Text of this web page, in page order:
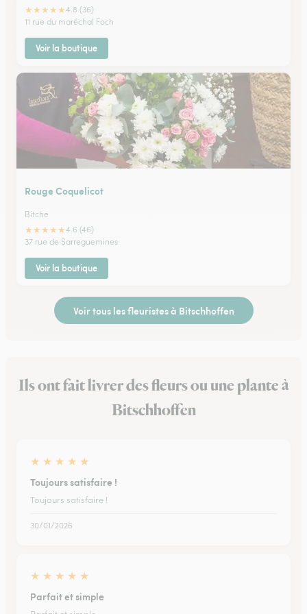
★★★★★4.8 (36)
11 rue du maréchal Foch
Voir la boutique
Rouge Coquelicot
Bitche
★★★★★4.6 (46)
37 rue de Sarreguemines
Voir la boutique
Voir tous les fleuristes à Bitschhoffen
Ils ont fait livrer des fleurs ou une plante à
Bitschhoffen
★ ★ ★ ★ ★
Toujours satisfaire !
Toujours satisfaire !
30/01/2026
★ ★ ★ ★ ★
Parfait et simple